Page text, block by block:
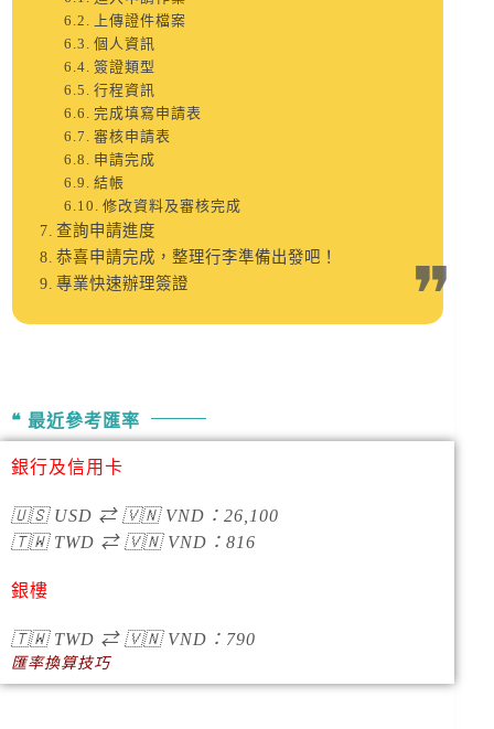
上傳證件檔案
個人資訊
簽證類型
行程資訊
完成填寫申請表
審核申請表
申請完成
結帳
修改資料及審核完成
查詢申請進度
恭喜申請完成，整理行李準備出發吧！
專業快速辦理簽證
最近參考匯率
銀行及信用卡
🇺🇸USD ⇄ 🇻🇳VND ： 26,100
🇹🇼TWD ⇄ 🇻🇳VND ： 816
銀樓
🇹🇼TWD ⇄ 🇻🇳VND ：790
匯率換算技巧